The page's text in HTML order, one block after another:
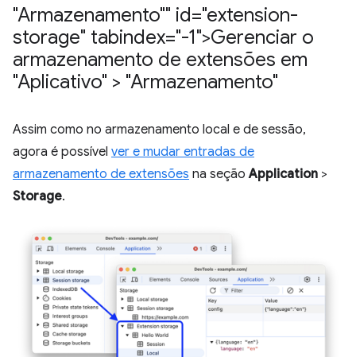
"Armazenamento"" id="extension-
storage" tabindex="-1">Gerenciar o
armazenamento de extensões em
"Aplicativo" > "Armazenamento"
Assim como no armazenamento local e de sessão,
agora é possível ver e mudar entradas de
armazenamento de extensões na seçãoApplication >
Storage.